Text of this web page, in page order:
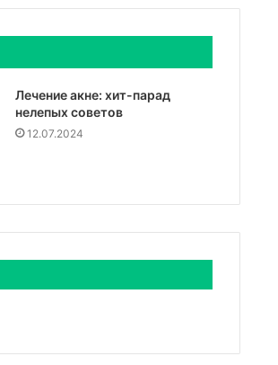
Лечение акне: хит-парад
нелепых советов
12.07.2024